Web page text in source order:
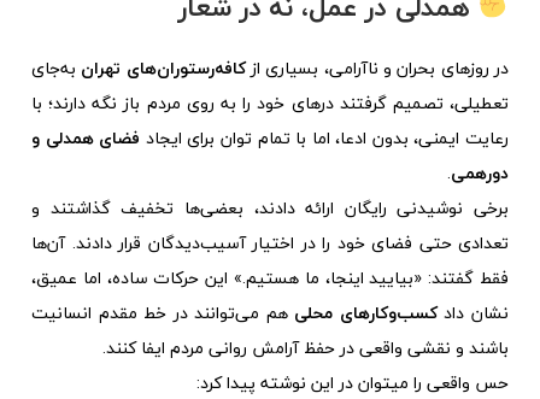
در روزهای بحران و ناآرامی، بسیاری ازکافه‌رستوران‌های تهران به‌جای
تعطیلی، تصمیم گرفتند درهای خود را به روی مردم باز نگه دارند؛ با
رعایت ایمنی، بدون ادعا، اما با تمام توان برای ایجاد فضای همدلی و
دورهمی.
برخی نوشیدنی رایگان ارائه دادند، بعضی‌ها تخفیف گذاشتند و
تعدادی حتی فضای خود را در اختیار آسیب‌دیدگان قرار دادند. آن‌ها
فقط گفتند: «بیایید اینجا، ما هستیم.» این حرکات ساده، اما عمیق،
نشان دادکسب‌وکارهای محلی هم می‌توانند در خط مقدم انسانیت
باشند و نقشی واقعی در حفظ آرامش روانی مردم ایفا کنند.
حس واقعی را میتوان در این نوشته پیدا کرد: